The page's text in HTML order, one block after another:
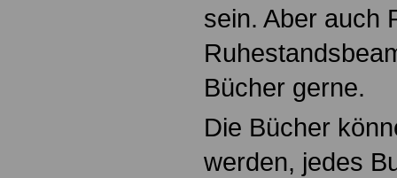
sein. Aber auch
Bücher gerne.
Die Bücher
werden, jedes